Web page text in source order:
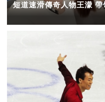
短道速滑傳奇人物王濛